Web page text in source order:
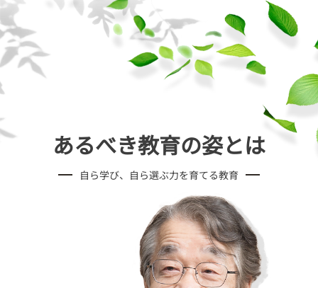
あるべき教育の姿とは
自ら学び、自ら選ぶ力を育てる教育